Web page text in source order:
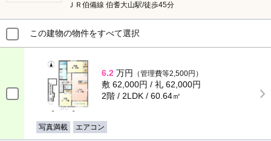
ＪＲ伯備線 伯耆大山駅/徒歩45分
この建物の物件をすべて選択
6.2 万円 （管理費等2,500円）
敷 62,000円 / 礼 62,000円
2階 / 2LDK / 60.64㎡
写真満載 エアコン